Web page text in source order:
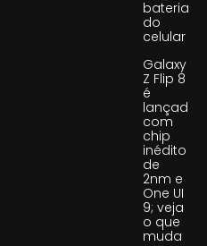
bateria
do
celular
Galaxy
Z Flip 8
é
lançado
com
chip
inédito
de
2nm e
One UI
9; veja
o que
muda